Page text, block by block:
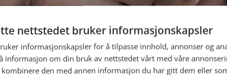
kvinne fra Trondheim
nettstedet bruker informasjonskapsler
informasjonskapsler for å tilpasse innhold, annonser og
informasjon om din bruk av nettstedet vårt med våre
kombinere den med annen informasjon du har gitt dem eller